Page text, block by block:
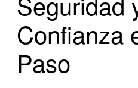
Confianza
Paso